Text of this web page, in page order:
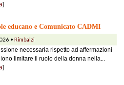
]
educano e Comunicato CADMI
• Rimbalzi
necessaria rispetto ad affermazioni
limitare il ruolo della donna nella...
]